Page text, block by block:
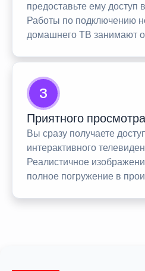
предоставьте ему доступ
Работы по подключению
домашнего ТВ занимают
3
Приятного просмотра
Вы сразу получаете
интерактивного
Реалистичное
полное погружение в